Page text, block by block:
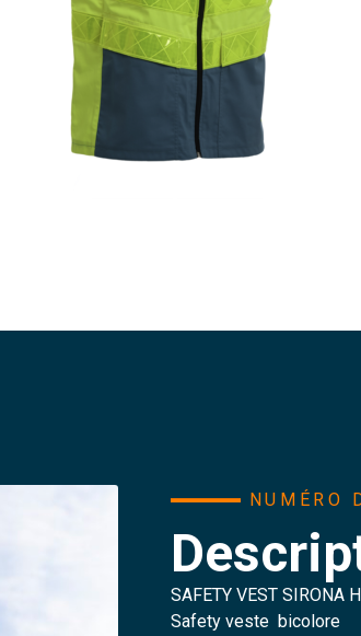
NUMÉRO
SAFETY VEST SIRONA
Safety veste bicolore